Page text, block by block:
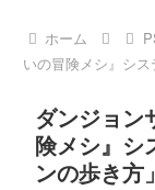
ホーム
いの冒険メシ』シ
ダンジョン
険メシ』シ
ンの歩き方